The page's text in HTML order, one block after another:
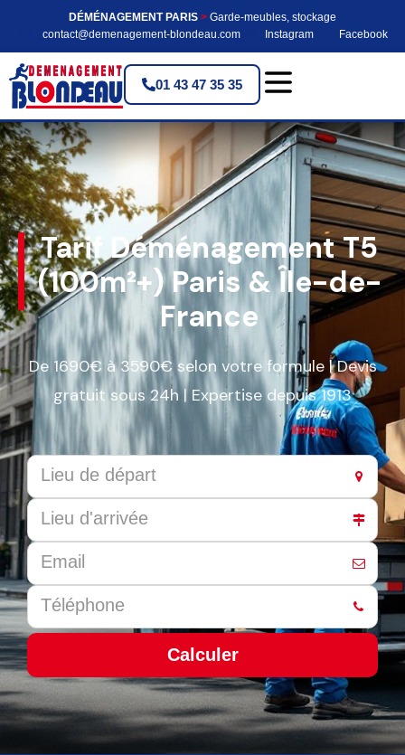
DÉMÉNAGEMENT PARIS > Garde-meubles, stockage
contact@demenagement-blondeau.com
Instagram Facebook
01 43 47 35 35
Tarif Déménagement T5
(100m²+) Paris & Île-de-
France
De 1690€ à 3590€ selon votre formule | Devis
gratuit sous 24h | Expertise depuis 1913
Calculer
This
field
should